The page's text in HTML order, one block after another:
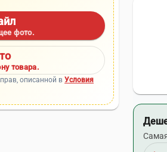
фото.
товара.
описанной вУсловия